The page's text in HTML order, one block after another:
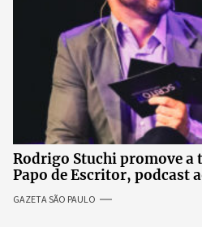
Rodrigo Stuchi promove a
Papo de Escritor, podcast
especialistas para discutir
prosperidade.
GAZETA SÃO PAULO